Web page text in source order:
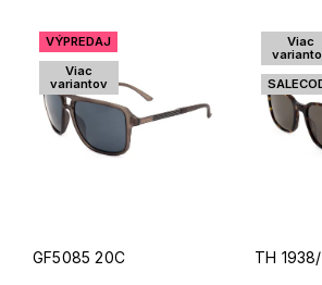
VÝPREDAJ
Viac
variantov
GF5085 20C
Viac
TH